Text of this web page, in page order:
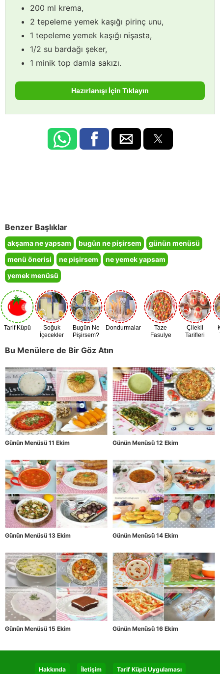
200 ml krema,
2 tepeleme yemek kaşığı pirinç unu,
1 tepeleme yemek kaşığı nişasta,
1/2 su bardağı şeker,
1 minik top damla sakızı.
Hazırlanışı İçin Tıklayın
Benzer Başlıklar
akşama ne yapsam bugün ne pişirsem
günün menüsü
menü önerisi
ne pişirsem
ne yemek yapsam
yemek menüsü
Tarif Küpü
Soğuk
İçecekler
Bugün Ne
Pişirsem?
Dondurmalar
Taze
Fasulye
Çilekli
Tarifleri
Bu Menülere de Bir Göz Atın
Günün Menüsü 11 Ekim Günün Menüsü 12 Ekim
Günün Menüsü 13 Ekim Günün Menüsü 14 Ekim
Günün Menüsü 15 Ekim Günün Menüsü 16 Ekim
Hakkında İletişim Tarif Küpü Uygulaması